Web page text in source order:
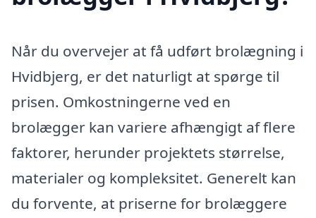
Når du overvejer at få udført brolægning i
Hvidbjerg, er det naturligt at spørge til
prisen. Omkostningerne ved en
brolægger kan variere afhængigt af flere
faktorer, herunder projektets størrelse,
materialer og kompleksitet. Generelt kan
du forvente, at priserne for brolæggere